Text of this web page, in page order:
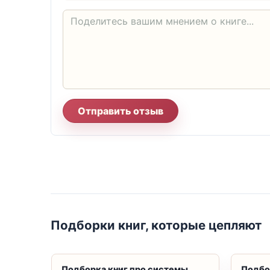
Отправить отзыв
Подборки книг, которые цепляют